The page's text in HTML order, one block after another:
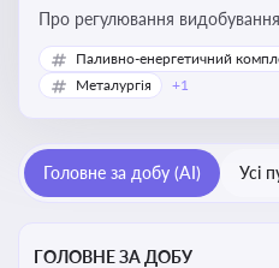
Про регулювання
транспортування та
газу, що критично важливо
Паливно-енергетичний
Металургія
+1
Головне за добу (AI) Усі
ГОЛОВНЕ ЗА ДОБУ